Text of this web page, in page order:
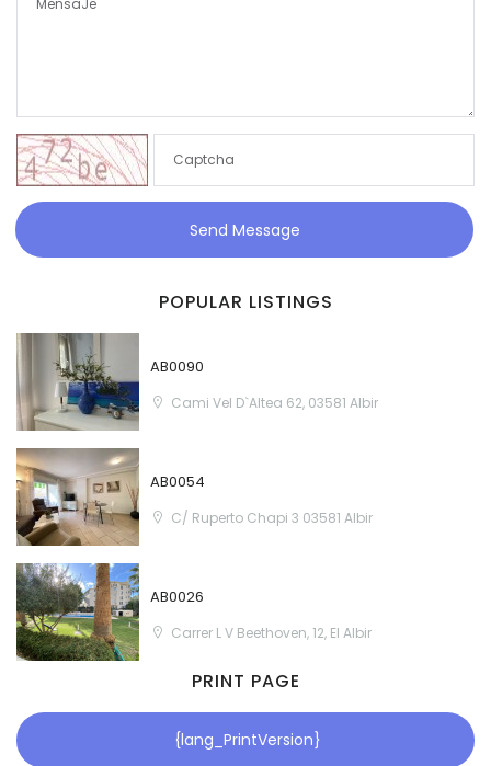
Send Message
POPULAR LISTINGS
AB0090
Cami Vel D`Altea 62, 03581 Albir
AB0054
C/ Ruperto Chapi 3 03581 Albir
AB0026
Carrer L V Beethoven, 12, El Albir
PRINT PAGE
{lang_PrintVersion}